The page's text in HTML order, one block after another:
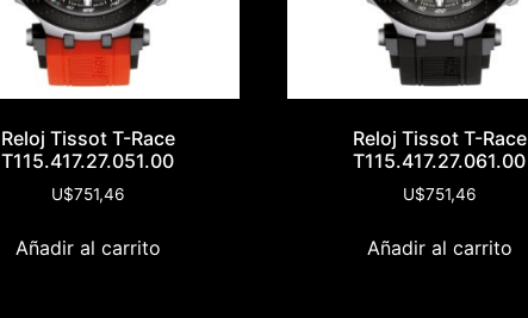
Reloj Tissot T-Race
T115.417.27.051.00
U$751,46
Añadir al carrito
Reloj Tissot T-Race
T115.417.27.061.00
U$751,46
Añadir al carrito